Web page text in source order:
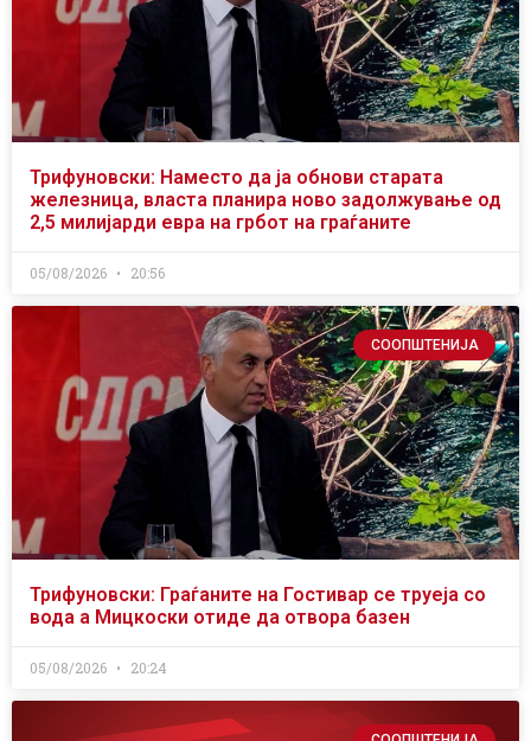
Трифуновски: Наместо да ја обнови старата
железница, власта планира ново задолжување од
2,5 милијарди евра на грбот на граѓаните
05/08/2026 20:56
СООПШТЕНИЈА
Трифуновски: Граѓаните на Гостивар се труеја со
вода а Мицкоски отиде да отвора базен
05/08/2026 20:24